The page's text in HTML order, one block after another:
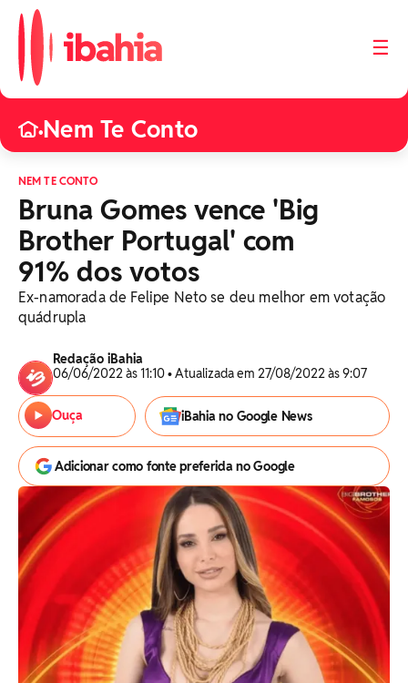
☰
•Nem Te Conto
NEM TE CONTO
Bruna Gomes vence 'Big
Brother Portugal' com
91% dos votos
Ex-namorada de Felipe Neto se deu melhor em votação
quádrupla
Redação iBahia
06/06/2022 às 11:10 • Atualizada em 27/08/2022 às 9:07
Ouça iBahia no Google News
Adicionar como fonte preferida no Google